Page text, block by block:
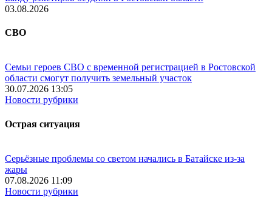
03.08.2026
СВО
Семьи героев СВО с временной регистрацией в Ростовской
области смогут получить земельный участок
30.07.2026 13:05
Новости рубрики
Острая ситуация
Серьёзные проблемы со светом начались в Батайске из-за
жары
07.08.2026 11:09
Новости рубрики